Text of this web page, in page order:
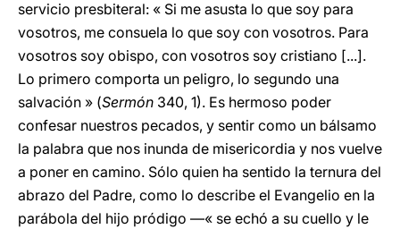
servicio presbiteral: « Si me asusta lo que soy para
vosotros, me consuela lo que soy con vosotros. Para
vosotros soy obispo, con vosotros soy cristiano [...].
Lo primero comporta un peligro, lo segundo una
salvación » (Sermón 340, 1). Es hermoso poder
confesar nuestros pecados, y sentir como un bálsamo
la palabra que nos inunda de misericordia y nos vuelve
a poner en camino. Sólo quien ha sentido la ternura del
abrazo del Padre, como lo describe el Evangelio en la
parábola del hijo pródigo —« se echó a su cuello y le